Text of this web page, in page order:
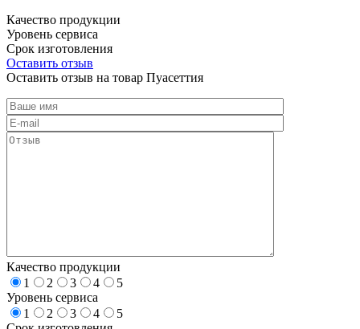
Качество продукции
Уровень сервиса
Срок изготовления
Оставить отзыв
Оставить отзыв на товар Пуасеттия
Качество продукции
1
2 3 4
5
Уровень сервиса
1
2 3 4
5